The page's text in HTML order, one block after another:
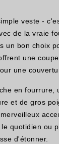
veste -
de la vraie
un bon choix
une
une
en fourrure,
et de gros
quotidien ou
d'étonner.